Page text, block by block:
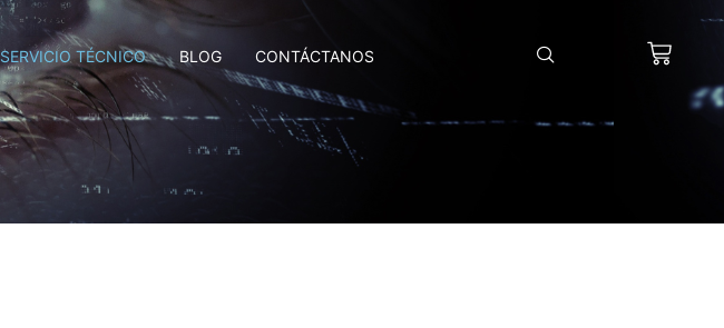
SERVICIO TÉCNICO BLOG CONTÁCTANOS